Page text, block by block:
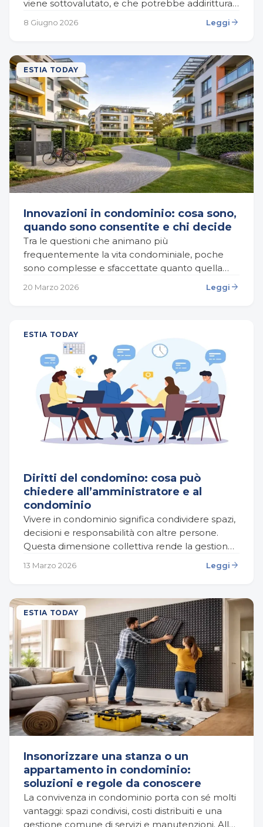
viene sottovalutato, e che potrebbe addirittura
bloccare o compromettere la compravendita,
riguarda le difformità urbanistiche…
8 Giugno 2026 Leggi arrow_forward
ESTIA TODAY
Innovazioni in condominio: cosa sono,
quando sono consentite e chi decide
Tra le questioni che animano più
frequentemente la vita condominiale, poche
sono complesse e sfaccettate quanto quella
delle innovazioni. Quando si tratta di modificare,
20 Marzo 2026 Leggi arrow_forward
ESTIA TODAY
Diritti del condomino: cosa può
chiedere all’amministratore e al
condominio
Vivere in condominio significa condividere spazi,
decisioni e responsabilità con altre persone.
Questa dimensione collettiva rende la gestione
13 Marzo 2026 Leggi arrow_forward
ESTIA TODAY
Insonorizzare una stanza o un
appartamento in condominio:
soluzioni e regole da conoscere
La convivenza in condominio porta con sé molti
vantaggi: spazi condivisi, costi distribuiti e una
gestione comune di servizi e manutenzioni. Allo